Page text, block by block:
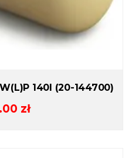
140l (20-144700)
zł